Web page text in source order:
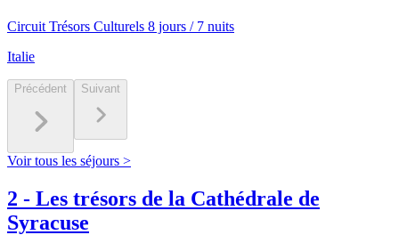
Circuit Trésors Culturels 8 jours / 7 nuits
Italie
Précédent Suivant
Voir tous les séjours >
2 - Les trésors de la Cathédrale de
Syracuse